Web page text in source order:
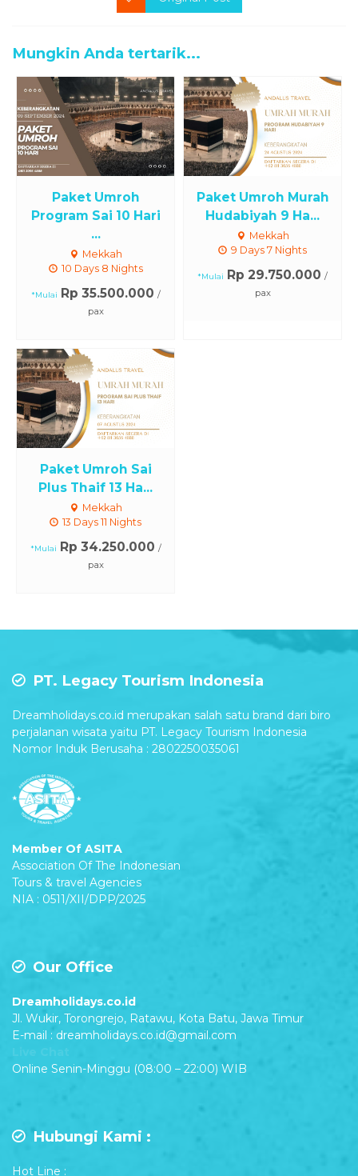
Mungkin Anda tertarik...
Paket Umroh
Program Sai 10 Hari
...
Mekkah
10 Days 8 Nights
*Mulai Rp 35.500.000 /
pax
Paket Umroh Murah
Hudabiyah 9 Ha...
Mekkah
9 Days 7 Nights
*Mulai Rp 29.750.000 /
pax
Paket Umroh Sai
Plus Thaif 13 Ha...
Mekkah
13 Days 11 Nights
*Mulai Rp 34.250.000 /
pax
PT. Legacy Tourism Indonesia
Dreamholidays.co.id merupakan salah satu brand dari biro
perjalanan wisata yaitu PT. Legacy Tourism Indonesia
Nomor Induk Berusaha : 2802250035061
Member Of ASITA
Association Of The Indonesian
Tours & travel Agencies
NIA : 0511/XII/DPP/2025
Our Office
Dreamholidays.co.id
Jl. Wukir, Torongrejo, Ratawu, Kota Batu, Jawa Timur
E-mail : dreamholidays.co.id@gmail.com
Online Senin-Minggu (08:00 – 22:00) WIB
Hubungi Kami :
Hot Line :